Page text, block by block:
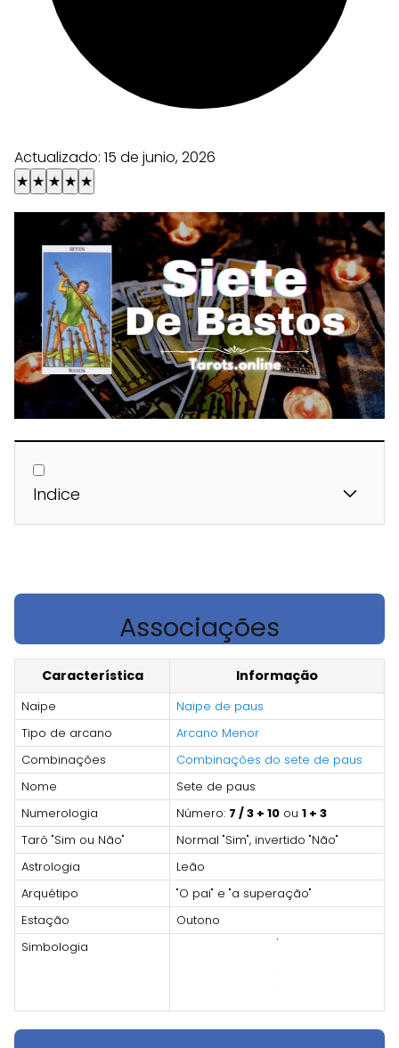
Actualizado: 15 de junio, 2026
★ ★ ★ ★ ★
Indice
Associações
Característica Informação
Naipe
Naipe de paus
Tipo de arcano
Arcano Menor
Combinações
Combinações do sete de paus
Nome
Sete de paus
Numerologia
Número: 7 / 3 + 10 ou 1 + 3
Tarô "Sim ou Não"
Normal "Sim", invertido "Não"
Astrologia
Leão
Arquétipo
"O pai" e "a superação"
Estação
Outono
Simbologia